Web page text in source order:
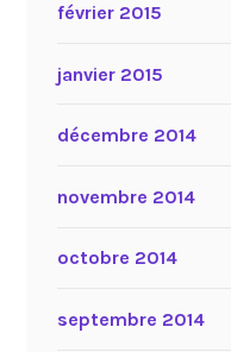
février 2015
janvier 2015
décembre 2014
novembre 2014
octobre 2014
septembre 2014